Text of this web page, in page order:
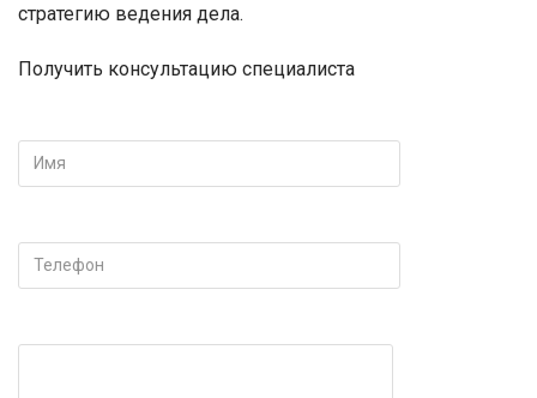
стратегию ведения дела.
Получить консультацию специалиста